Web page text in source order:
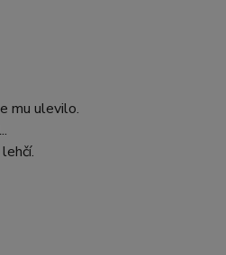
mu ulevilo.